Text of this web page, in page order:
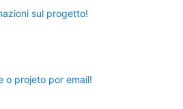
sul progetto!
o projeto por email!